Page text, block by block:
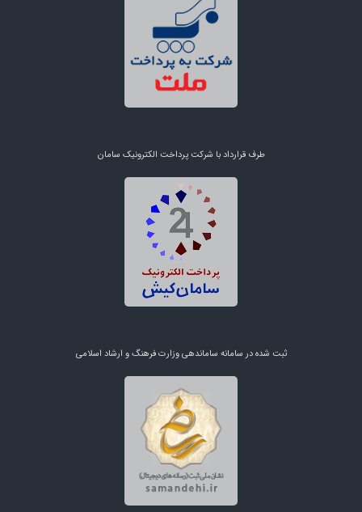
طرف قرارداد با شرکت پرداخت الکترونیک سامان
ثبت شده در سامانه ساماندهی وزارت فرهنگ و ارشاد اسلامی